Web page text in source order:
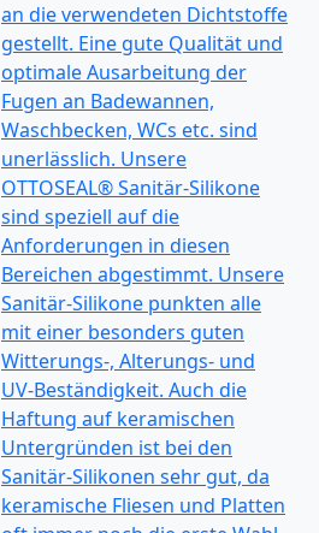
an die verwendeten Dichtstoffe
gestellt. Eine gute Qualität und
optimale Ausarbeitung der
Fugen an Badewannen,
Waschbecken, WCs etc. sind
unerlässlich. Unsere
OTTOSEAL® Sanitär-Silikone
sind speziell auf die
Anforderungen in diesen
Bereichen abgestimmt. Unsere
Sanitär-Silikone punkten alle
mit einer besonders guten
Witterungs-, Alterungs- und
UV-Beständigkeit. Auch die
Haftung auf keramischen
Untergründen ist bei den
Sanitär-Silikonen sehr gut, da
keramische Fliesen und Platten